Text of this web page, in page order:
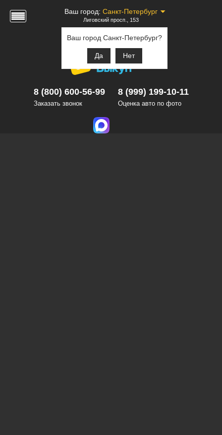
Ваш город: Санкт-Петербург
Ваш город Санкт-Петербург?
Да Нет
Лиговский просп., 153
8 (800) 600-56-99
Заказать звонок
8 (999) 199-10-11
Оценка авто по фото